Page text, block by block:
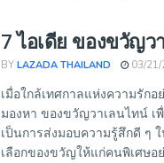
7 ไอเดีย ของขวัญ
BY LAZADA THAILAND 03/21/
เมื่อใกล้เทศกาลแห่งความรัก
มองหา ของขวัญวาเลนไทน์ เ
เป็นการส่งมอบความรู้สึกดี ๆ
เลือกของขวัญให้แก่คนพิเศษอ